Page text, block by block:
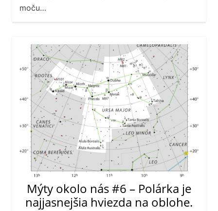
moču…
Mýty okolo nás #6 – Polárka je
najjasnejšia hviezda na oblohe.